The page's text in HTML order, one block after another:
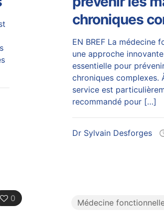
chroniques
EN BREF La médecine
une approche
essentielle pour
chroniques complexes.
service est
recommandé pour[…]
Dr Sylvain Desforges
0 Médecine